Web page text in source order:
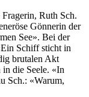
Ruth Sch.
Gönnerin der
See». Bei der
Schiff sticht in
brutalen Akt
in die Seele. «In
Sch.: «Warum,